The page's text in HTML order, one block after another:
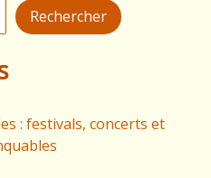
Rechercher
: festivals, concerts et